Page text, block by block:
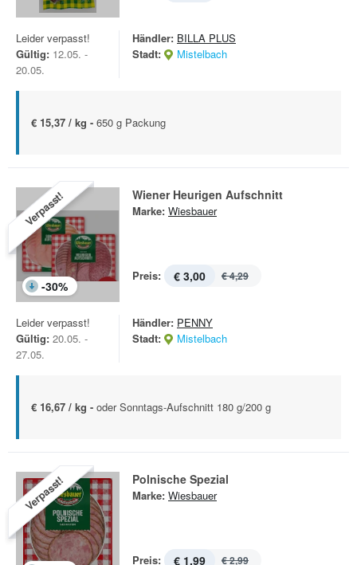
Leider verpasst!
Gültig: 12.05. -
20.05.
Händler: BILLA PLUS
Stadt:
Mistelbach
€ 15,37 / kg - 650 g Packung
Verpasst!
-30%
Wiener Heurigen Aufschnitt
Marke: Wiesbauer
Preis: € 3,00 € 4,29
Leider verpasst!
Gültig: 20.05. -
27.05.
Händler: PENNY
Stadt:
Mistelbach
€ 16,67 / kg - oder Sonntags-Aufschnitt 180 g/200 g
Verpasst! Polnische Spezial
Marke: Wiesbauer
Preis: € 1,99 € 2,99